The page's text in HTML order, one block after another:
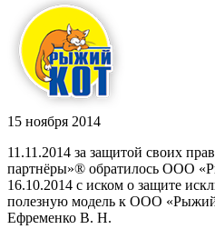
15 ноября 2014
11.11.2014 за защитой своих
партнёры»® обратилось ООО
16.10.2014 с иском о защите
полезную модель к ООО
Ефременко В. Н.